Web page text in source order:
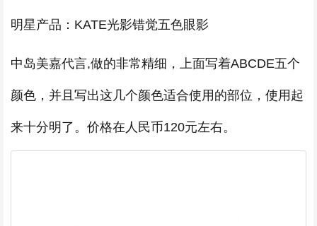
明星产品：KATE光影错觉五色眼影
中岛美嘉代言,做的非常精细，上面写着ABCDE五个
颜色，并且写出这几个颜色适合使用的部位，使用起
来十分明了。价格在人民币120元左右。